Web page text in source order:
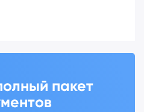
пакет